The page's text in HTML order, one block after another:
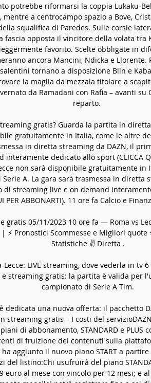
potrebbe riformarsi la coppia Lukaku-
mentre a centrocampo spazio a Bove,
squalifica di Paredes. Sulle corsie
fascia opposta il vincitore della volata tra
favorito. Scelte obbligate in
ancora Mancini, Ndicka e Llorente.
salentini tornano a disposizione Blin e
la maglia da mezzala titolare a
da Ramadani con Rafia – avanti
reparto.
gratis? Guarda la partita in
gratuitamente in Italia, come le altre
in diretta streaming da DAZN, il
interamente dedicato allo sport (CLICCA
non sarà disponibile gratuitamente in
A. La gara sarà trasmessa in diretta
di streaming live e on demand
PER ABBONARTI). 11 ore fa Calcio e
gratis 05/11/2023 10 ore fa — Roma vs
⚡ Pronostici Scommesse e Migliori
Statistiche ✌ Diretta .
Lecce: LIVE streaming, dove vederla in tv
e streaming gratis: la partita è valida per
campionato di Serie A Tim.
dedicata una nuova offerta: il pacchetto
streaming gratis – I costi del
di abbonamento, STANDARD e PLUS
di fruizione dei contenuti sulla
aggiunto il nuovo piano START a
del listino:Chi usufruirà del piano
euro al mese con vincolo per 12 mesi; e